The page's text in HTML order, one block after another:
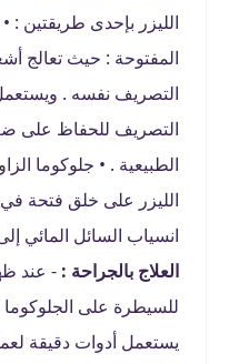
الليزر بإحدى طريقتين : •
المفتوحة : حيث تعالج
التصريف نفسه . ويستعمل
التصريف للحفاظ على
الطبيعية . • جلوكوما
الليزر على خلق فتحة
انسياب السائل المائي
العلاج بالجراحة : - عند
للسيطرة على
يستعمل أدوات دقيقة